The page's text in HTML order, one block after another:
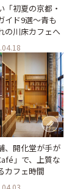
「初夏の京都・
イド9選～青も
の川床カフェへ
、開化堂が手が
」で、上質な
カフェ時間